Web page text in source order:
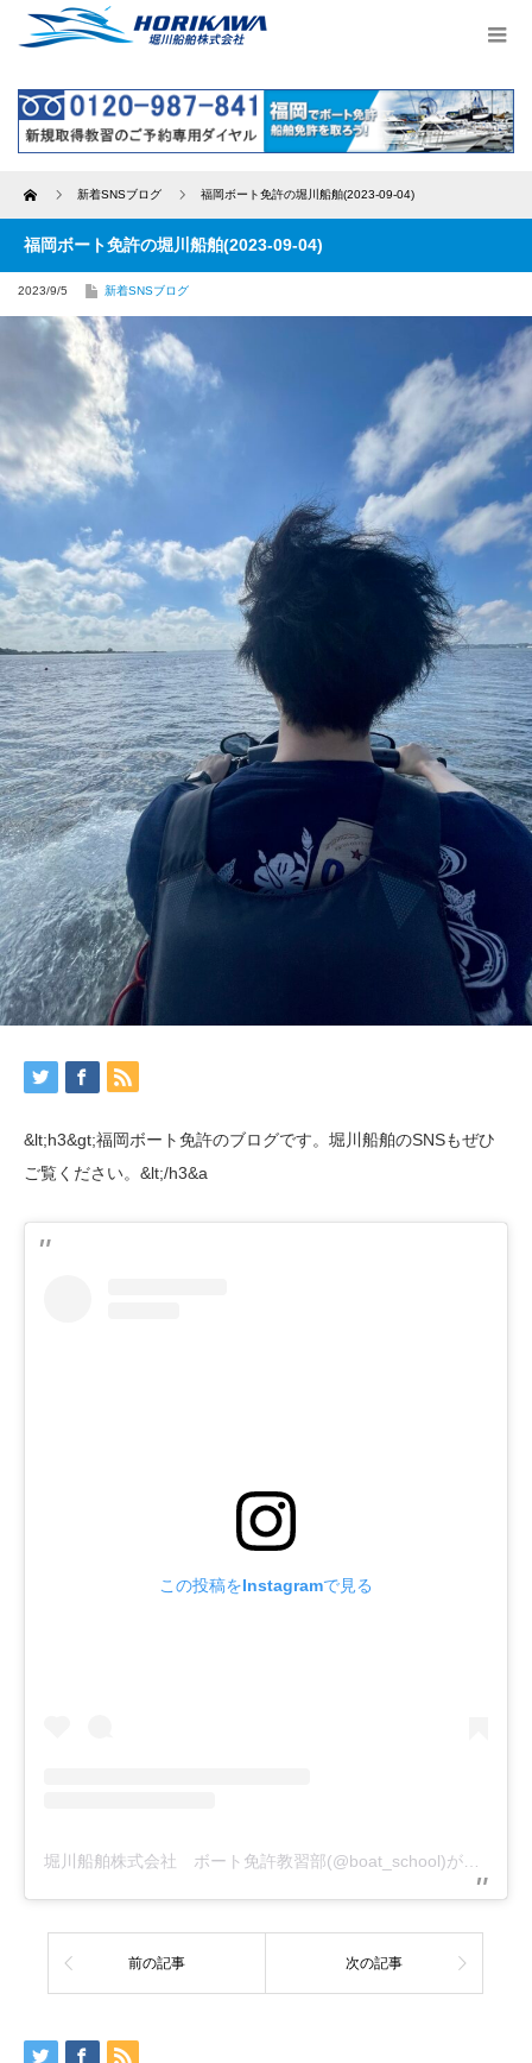
Home 新着SNSブログ 福岡ボート免許の堀川船舶(2023-09-04)
福岡ボート免許の堀川船舶(2023-09-04)
2023/9/5 新着SNSブログ
&lt;h3&gt;福岡ボート免許のブログです。堀川船舶のSNSもぜひ
ご覧ください。&lt;/h3&a
この投稿をInstagramで見る
前の記事 次の記事